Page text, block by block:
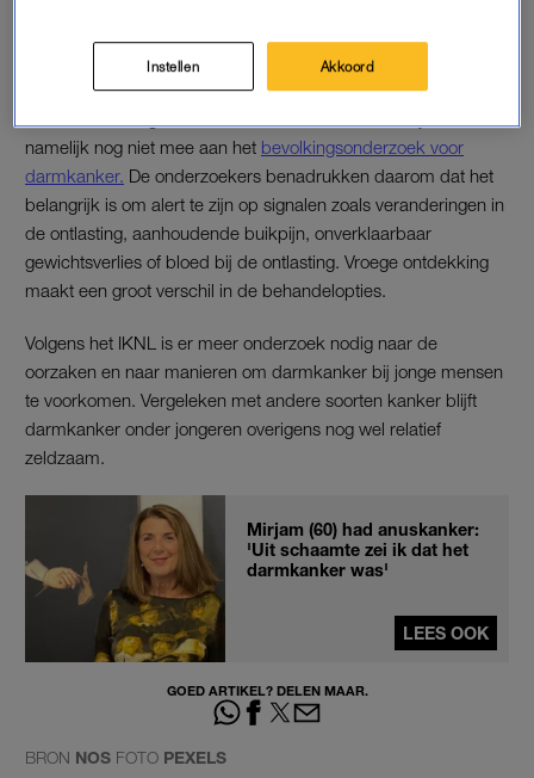
BEVOLKINGSONDERZOEK
Bij jonge mensen wordt darmkanker vaak pas ontdekt als de
namelijk nog niet mee aan het bevolkingsonderzoek voor
darmkanker. De onderzoekers benadrukken daarom dat het
belangrijk is om alert te zijn op signalen zoals veranderingen in
de ontlasting, aanhoudende buikpijn, onverklaarbaar
gewichtsverlies of bloed bij de ontlasting. Vroege ontdekking
maakt een groot verschil in de behandelopties.
Volgens het IKNL is er meer onderzoek nodig naar de
oorzaken en naar manieren om darmkanker bij jonge mensen
te voorkomen. Vergeleken met andere soorten kanker blijft
darmkanker onder jongeren overigens nog wel relatief
zeldzaam.
Mirjam (60) had anuskanker:
'Uit schaamte zei ik dat het
darmkanker was'
LEES OOK
GOED ARTIKEL? DELEN MAAR.
BRON NOS FOTO PEXELS
Instellen Akkoord